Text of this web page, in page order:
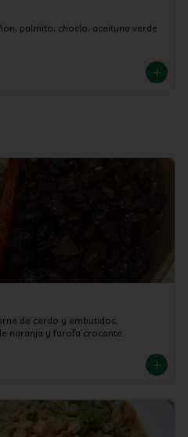
palmito, choclo, aceituna verde
de cerdo y embutidos,
naranja y farofa crocante